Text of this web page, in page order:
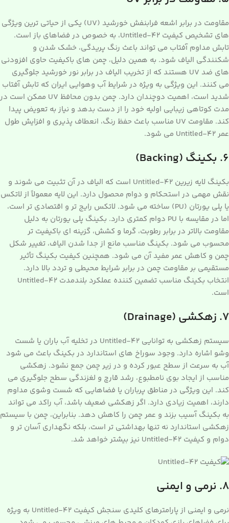
مقاومت در برابر اشعه فرابنفش خورشید (UV) یکی از حیاتی ترین ویژگی
های تشخیص کیفیت Untitled-42، به خصوص در فضاهای باز است.
تابش مداوم آفتاب می تواند باعث رنگ پریدگی، خشک شدن و
شکنندگی الیاف شود. به همین دلیل، چمن های باکیفیت حاوی افزودنی
های ضد UV هستند که از تخریب الیاف در برابر نور خورشید جلوگیری
می کنند. این ویژگی به ویژه در شرایط آب وهوایی ایران که تابش آفتاب
شدید است، اهمیت دوچندان دارد. چمن بدون محافظ UV ممکن است در
مدت کوتاهی زیبایی اولیه خود را از دست بدهد و نیاز به تعویض پیدا
کند. مقاومت UV مناسب باعث حفظ رنگ، انعطاف پذیری و افزایش طول
عمر Untitled-42 می شود.
۶. بکینگ (Backing)
بکینگ لایه زیرین Untitled-42 است که الیاف در آن تثبیت می شوند و
نقش مهمی در استحکام و دوام محصول دارد. این لایه معمولاً از لاتکس
یا پلی یورتان (PU) ساخته می شود. لاتکس رایج تر و اقتصادی تر است،
اما در مقایسه با PU دوام کمتری دارد. بکینگ پلی یورتان به دلیل
مقاومت بالاتر در برابر رطوبت، گرما و کشش، گزینه ای باکیفیت تر
محسوب می شود. بکینگ مناسب مانع از جدا شدن الیاف، تغییر شکل
چمن و کاهش عمر مفید آن می شود. همچنین کیفیت بکینگ تأثیر
مستقیمی بر مقاومت چمن در برابر شرایط محیطی و تردد بالا دارد.
انتخاب بکینگ مناسب تضمین کننده عملکرد بلندمدت Untitled-42
است.
۷. زهکشی (Drainage)
سیستم زهکشی به توانایی Untitled-42 در تخلیه آب باران یا شست
وشو اشاره دارد. وجود سوراخ های استاندارد در بکینگ باعث می شود
آب به سرعت از سطح عبور کرده و در زیر چمن جمع نشود. زهکشی
مناسب از ایجاد بوی نامطبوع، رشد قارچ و لغزندگی سطح جلوگیری می
کند. این ویژگی در مناطق پرباران یا فضاهایی که شست وشوی مداوم
دارند، اهمیت زیادی دارد. اگر زهکشی ضعیف باشد، آب راکد می تواند
به بکینگ آسیب بزند و عمر چمن را کاهش دهد. بنابراین، چمن با سیستم
زهکشی استاندارد نه تنها بهداشتی تر است، بلکه نگهداری آسان تر و
دوام و کیفیت Untitled-42 نیز بیشتر خواهد شد.
۸. نرمی و ایمنی
نرمی و ایمنی از پارامترهای کلیدی سنجش کیفیت Untitled-42 به ویژه